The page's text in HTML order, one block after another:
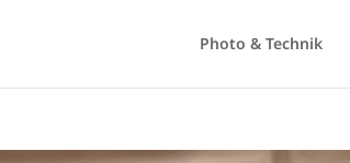
Photo & Technik